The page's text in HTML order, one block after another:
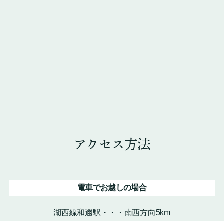
アクセス方法
電車でお越しの場合
湖西線和邇駅・・・南西方向5km